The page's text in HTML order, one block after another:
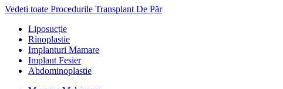
Vedeți toate Procedurile Transplant De Păr
Liposucție
Rinoplastie
Implanturi Mamare
Implant Fesier
Abdominoplastie